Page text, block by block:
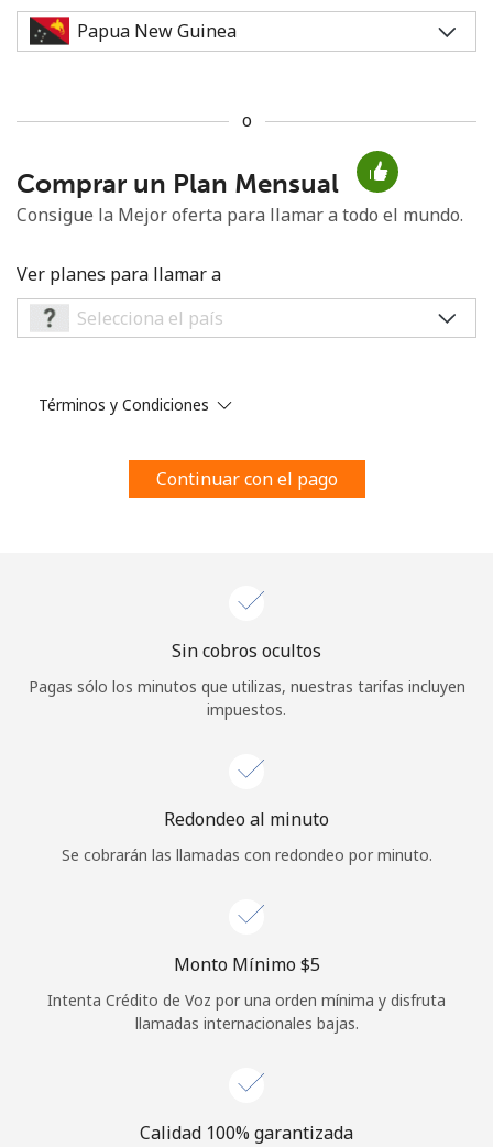
No se ha creado una contraseña
Mínimo 8 caracteres
Una letra mayúscula y una minúscula
Un número
Al abrir una cuenta en este sitio web, estoy de acuerdo con
¡Hola!
REGÍSTRATE →
o
Comprar un Plan Mensual
Consigue la Mejor oferta para llamar a todo el mundo.
Ver planes para llamar a
Términos y Condiciones
Continuar con el pago
Sin cobros ocultos
Pagas sólo los minutos que utilizas, nuestras tarifas incluyen
impuestos.
Redondeo al minuto
Se cobrarán las llamadas con redondeo por minuto.
Monto Mínimo ⁦$5⁩
Intenta Crédito de Voz por una orden mínima y disfruta
llamadas internacionales bajas.
Calidad 100% garantizada